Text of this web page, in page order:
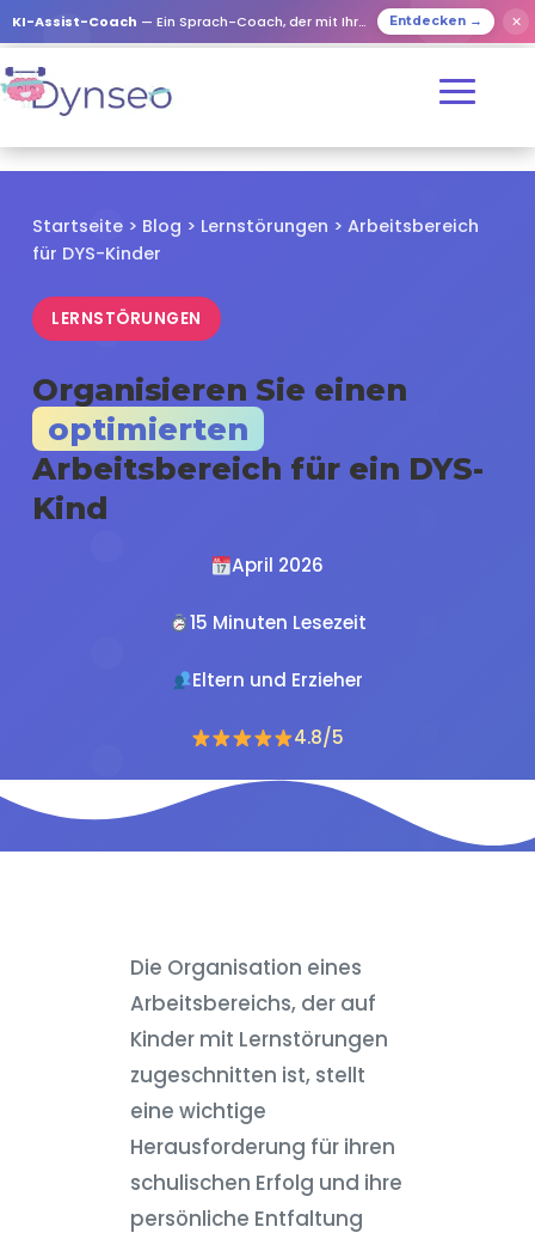
KI-Assist-Coach — Ein Sprach-Coach, der mit Ihren Lieben spielt Entdecken → ✕
Startseite > Blog > Lernstörungen > Arbeitsbereich
für DYS-Kinder
LERNSTÖRUNGEN
Organisieren Sie einen
optimierten
Arbeitsbereich für ein DYS-
Kind
April 2026
15 Minuten Lesezeit
Eltern und Erzieher
4.8/5
Die Organisation eines
Arbeitsbereichs, der auf
Kinder mit Lernstörungen
zugeschnitten ist, stellt
eine wichtige
Herausforderung für ihren
schulischen Erfolg und ihre
persönliche Entfaltung